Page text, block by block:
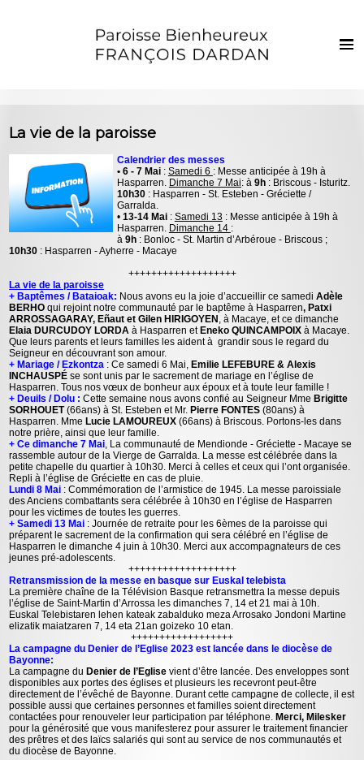
Vie de la paroisse
Les clochers
Sacrements et vie chrétienne
Photos
Contact
La vie de la paroisse
Calendrier des messes
• 6 - 7 Mai : Samedi 6 : Messe anticipée à 19h à
Hasparren. Dimanche 7 Mai: à 9h: Briscous - Isturitz.
10h30: Hasparren - St. Esteben - Gréciette /
Garralda.
• 13-14 Mai : Samedi 13 : Messe anticipée à 19h à
Hasparren. Dimanche 14 :
à 9h: Bonloc - St. Martin d’Arbéroue - Briscous ;
10h30 : Hasparren - Ayherre - Macaye
+++++++++++++++++++
La vie de la paroisse
+ Baptêmes / Bataioak: Nous avons eu la joie d’accueillir ce samediAdèle
BERHO qui rejoint notre communauté par le baptême à Hasparren, Patxi
ARROSSAGARAY, Eñaut et Gilen HIRIGOYEN , à Macaye, et ce dimanche
Elaia DURCUDOY LORDA à Hasparren etEneko QUINCAMPOIX à Macaye.
Que leurs parents et leurs familles les aident à grandir sous le regard du
Seigneur en découvrant son amour.
+ Mariage / Ezkontza : Ce samedi 6 Mai,Emilie LEFEBURE & Alexis
INCHAUSPÉ se sont unis par le sacrement de mariage en l’église de
Hasparren. Tous nos vœux de bonheur aux époux et à toute leur famille !
+ Deuils / Dolu : Cette semaine nous avons confié au Seigneur MmeBrigitte
SORHOUET(66ans) à St. Esteben et Mr.Pierre FONTES (80ans) à
Hasparren. MmeLucie LAMOUREUX (66ans) à Briscous. Portons-les dans
notre prière, ainsi que leur famille.
+ Ce dimanche 7 Mai , La communauté de Mendionde - Gréciette - Macaye se
rassemble autour de la Vierge de Garralda. La messe est célébrée dans la
petite chapelle du quartier à 10h30. Merci à celles et ceux qui l’ont organisée.
Repli à l’église de Gréciette en cas de pluie.
Lundi 8 Mai : Commémoration de l’armistice de 1945. La messe paroissiale
des Anciens combattants sera célébrée à 10h30 en l’église de Hasparren
pour les victimes de toutes les guerres.
+ Samedi 13 Mai : Journée de retraite pour les 6èmes de la paroisse qui
préparent le sacrement de la confirmation qui sera célébré en l’église de
Hasparren le dimanche 4 juin à 10h30. Merci aux accompagnateurs de ces
jeunes pré-adolescents.
+++++++++++++++++++
Retransmission de la messe en basque sur Euskal telebista
La première chaîne de la Télévision Basque retransmettra la messe depuis
l’église de Saint-Martin d’Arrossa les dimanches 7, 14 et 21 mai à 10h.
Euskal Telebistaren lehen kateak zabalduko meza Arrosako Jondoni Martine
elizatik maiatzaren 7, 14 eta 21an goizeko 10 etan.
++++++++++++++++++
La campagne du Denier de l’Eglise 2023 est lancée dans le diocèse de
Bayonne:
La campagne duDenier de l’Eglise vient d’être lancée. Des enveloppes sont
disponibles aux portes des églises et plusieurs les recevront peut-être
directement de l’évêché de Bayonne. Durant cette campagne de collecte, il est
possible aussi que certaines personnes et familles soient directement
contactées pour renouveler leur participation par téléphone.Merci, Milesker
pour la générosité que vous manifesterez pour assurer le traitement financier
des prêtres et des laïcs salariés qui sont au service de nos communautés et
du diocèse de Bayonne.